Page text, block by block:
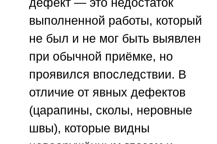
выполненной работы, который
не был и не мог быть выявлен
при обычной приёмке, но
проявился впоследствии. В
отличие от явных дефектов
(царапины, сколы, неровные
швы), которые видны